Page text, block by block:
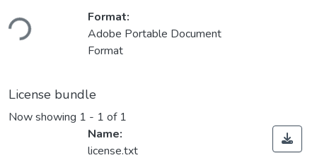
Format:
Adobe Portable Document
Format
License bundle
Now showing 1 - 1 of 1
Name:
license.txt